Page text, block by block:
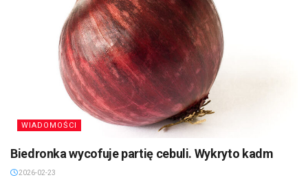
WIADOMOŚCI
Biedronka wycofuje partię cebuli. Wykryto kadm
2026-02-23